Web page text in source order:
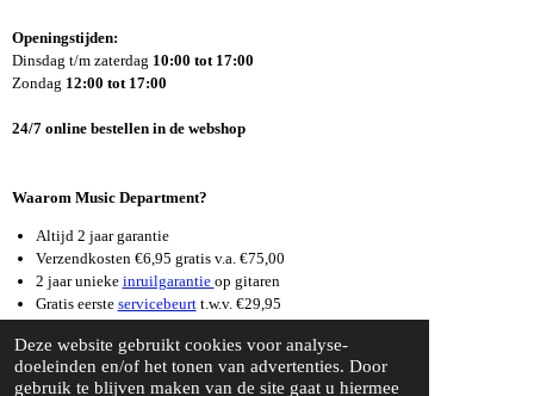
Deze website gebruikt cookies voor analyse-
doeleinden en/of het tonen van advertenties. Door
gebruik te blijven maken van de site gaat u hiermee
B
O
T
A
R
M
U
E
Openingstijden:
Dinsdag t/m zaterdag 10:00 tot 17:00
Zondag 12:00 tot 17:00
24/7 online bestellen in de webshop
Waarom Music Department?
Altijd 2 jaar garantie
Verzendkosten €6,95 gratis v.a. €75,00
2 jaar unieke inruilgarantie op gitaren
Gratis eerste servicebeurtt.w.v. €29,95
© 2026 Music Department Dordrecht